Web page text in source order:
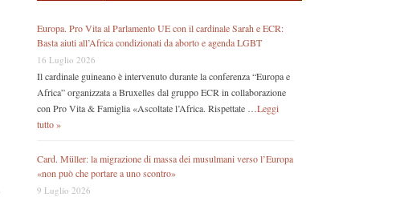
Europa. Pro Vita al Parlamento UE con il cardinale Sarah e ECR:
Basta aiuti all’Africa condizionati da aborto e agenda LGBT
16 Luglio 2026
Il cardinale guineano è intervenuto durante la conferenza “Europa e
Africa” organizzata a Bruxelles dal gruppo ECR in collaborazione
con Pro Vita & Famiglia «Ascoltate l’Africa. Rispettate … Leggi
tutto »
Card. Müller: la migrazione di massa dei musulmani verso l’Europa
«non può che portare a uno scontro»
9 Luglio 2026